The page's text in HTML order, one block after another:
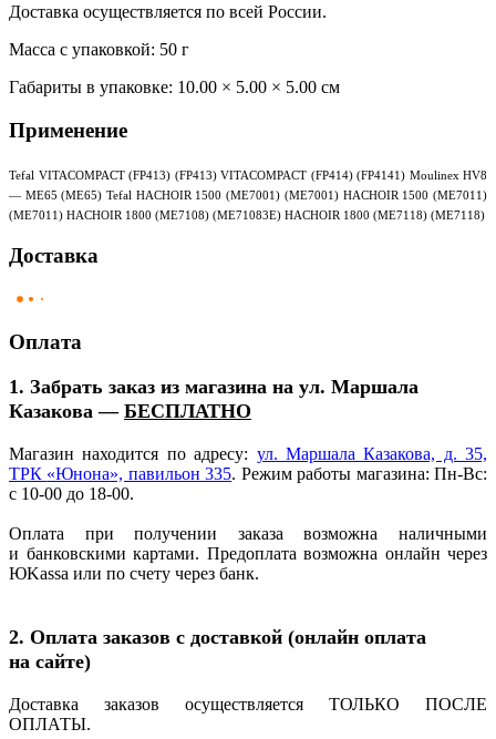
Доставка осуществляется по всей России.
Масса с упаковкой: 50 г
Габариты в упаковке: 10.00 × 5.00 × 5.00 см
Применение
Tefal VITACOMPACT (FP413) (FP413) VITACOMPACT (FP414) (FP4141) Moulinex HV8
— ME65 (ME65) Tefal HACHOIR 1500 (ME7001) (ME7001) HACHOIR 1500 (ME7011)
(ME7011) HACHOIR 1800 (ME7108) (ME71083E) HACHOIR 1800 (ME7118) (ME7118)
Доставка
Оплата
1. Забрать заказ из магазина на ул. Маршала
Казакова — БЕСПЛАТНО
Магазин находится по адресу: ул. Маршала Казакова, д. 35,
ТРК «Юнона», павильон 335. Режим работы магазина: Пн-Вс:
с 10-00 до 18-00.
Оплата при получении заказа возможна наличными
и банковскими картами. Предоплата возможна онлайн через
ЮKassa или по счету через банк.
2. Оплата заказов с доставкой (онлайн оплата
на сайте)
Доставка заказов осуществляется ТОЛЬКО ПОСЛЕ
ОПЛАТЫ.